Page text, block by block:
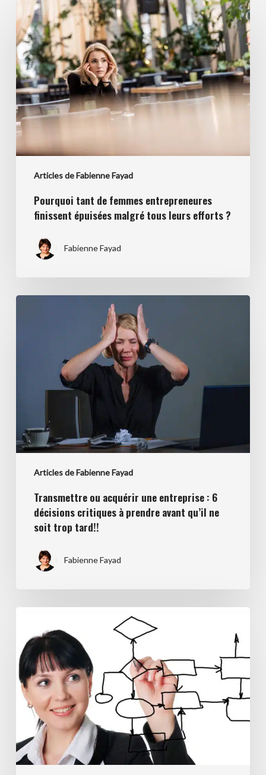
Articles de Fabienne Fayad
Pourquoi
tant
de
femmes
entrepreneures
finissent
épuisées
malgré
tous
leurs
Pourquoi tant de femmes entrepreneures
finissent épuisées malgré tous leurs efforts ?
Fabienne Fayad
Articles de Fabienne Fayad
critiques
à
avant
Transmettre ou acquérir une entreprise : 6
décisions critiques à prendre avant qu’il ne
soit trop tard!!
Fabienne Fayad
liberté
commençait
par
vos
processus?